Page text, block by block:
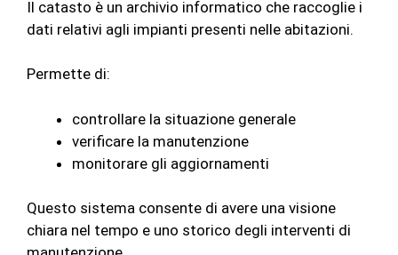
Il catasto è un archivio informatico che raccoglie i
dati relativi agli impianti presenti nelle abitazioni.
Permette di:
controllare la situazione generale
verificare la manutenzione
monitorare gli aggiornamenti
Questo sistema consente di avere una visione
chiara nel tempo e uno storico degli interventi di